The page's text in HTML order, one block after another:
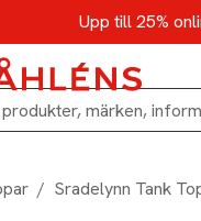
Upp till 25%
/ Sradelynn Tank